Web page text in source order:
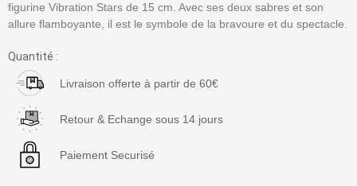
figurine Vibration Stars de 15 cm. Avec ses deux sabres et son
allure flamboyante, il est le symbole de la bravoure et du spectacle.
Quantité :
Livraison offerte à partir de 60€
Retour & Echange sous 14 jours
Paiement Securisé